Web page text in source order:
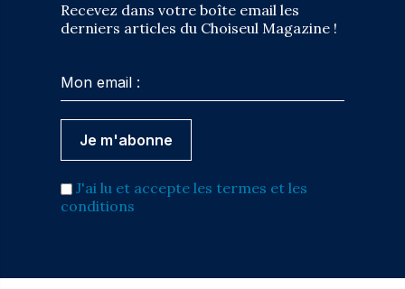
Recevez dans votre boîte email les
derniers articles du Choiseul Magazine !
J'ai lu et accepte les termes et les
conditions